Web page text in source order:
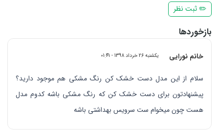
✏️ ثبت نظر
بازخوردها
خانم نورایی یکشنبه 26 خرداد 1398 - 01:41
سلام از این مدل دست خشک کن رنگ مشکی هم موجود دارید؟
پیشنهادتون برای دست خشک کن که رنگ مشکی باشه کدوم مدل
هست چون میخوام ست سرویس بهداشتی باشه